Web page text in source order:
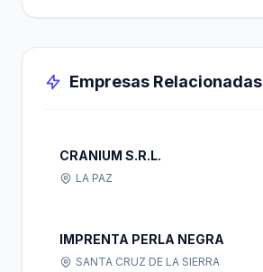
Empresas Relacionadas
CRANIUM S.R.L.
LA PAZ
IMPRENTA PERLA NEGRA
SANTA CRUZ DE LA SIERRA